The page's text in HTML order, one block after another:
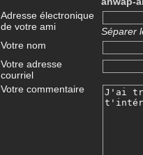
Adresse électronique
de votre ami
Séparer
Votre nom
Votre adresse
courriel
Votre commentaire